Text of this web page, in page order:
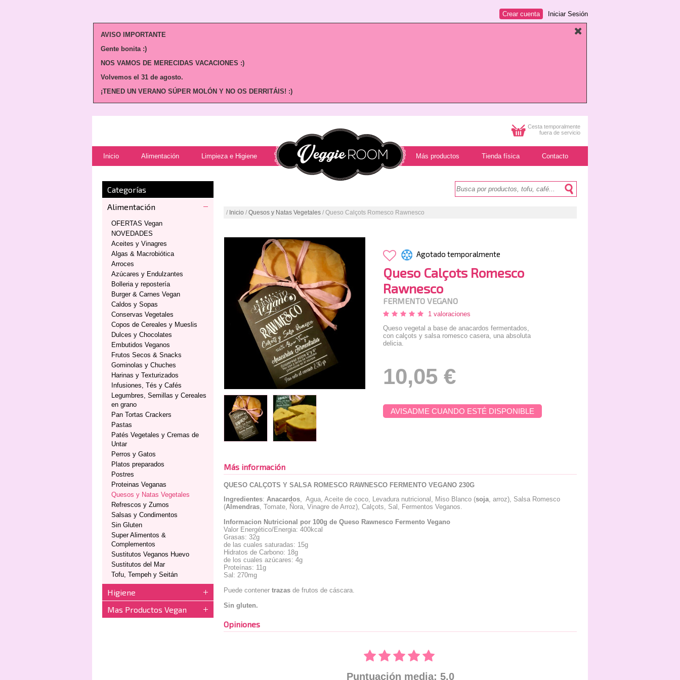
Iniciar Sesión
Crear cuenta
AVISO IMPORTANTE
Gente bonita :)
NOS VAMOS DE MERECIDAS VACACIONES :)
Volvemos el 31 de agosto.
¡TENED UN VERANO SÚPER MOLÓN Y NO OS DERRITÁIS! :)
Cesta temporalmente
fuera de servicio
Inicio Alimentación Limpieza e Higiene Más productos Tienda física Contacto
Categorías
Alimentación
OFERTAS Vegan
NOVEDADES
Aceites y Vinagres
Algas & Macrobiótica
Arroces
Azúcares y Endulzantes
Bolleria y repostería
Burger & Carnes Vegan
Caldos y Sopas
Conservas Vegetales
Copos de Cereales y Mueslis
Dulces y Chocolates
Embutidos Veganos
Frutos Secos & Snacks
Gominolas y Chuches
Harinas y Texturizados
Infusiones, Tés y Cafés
Legumbres, Semillas y Cereales
en grano
Pan Tortas Crackers
Pastas
Patés Vegetales y Cremas de
Untar
Perros y Gatos
Platos preparados
Postres
Proteinas Veganas
Quesos y Natas Vegetales
Refrescos y Zumos
Salsas y Condimentos
Sin Gluten
Super Alimentos &
Complementos
Sustitutos Veganos Huevo
Sustitutos del Mar
Tofu, Tempeh y Seitán
Higiene
Mas Productos Vegan
/ Inicio / Quesos y Natas Vegetales / Queso Calçots Romesco Rawnesco
Agotado temporalmente
Queso Calçots Romesco
Rawnesco
FERMENTO VEGANO
1 valoraciones
Queso vegetal a base de anacardos fermentados,
con calçots y salsa romesco casera, una absoluta
delicia.
10,05 €
AVISADME CUANDO ESTÉ DISPONIBLE
Más información
QUESO CALÇOTS Y SALSA ROMESCO RAWNESCO FERMENTO VEGANO 230G
Ingredientes: Anacardos, Agua, Aceite de coco, Levadura nutricional, Miso Blanco (soja, arroz), Salsa Romesco
(Almendras, Tomate, Ñora, Vinagre de Arroz), Calçots, Sal, Fermentos Veganos.
Informacion Nutricional por 100g de Queso Rawnesco Fermento Vegano
Valor Energético/Energia: 400kcal
Grasas: 32g
de las cuales saturadas: 15g
Hidratos de Carbono: 18g
de los cuales azúcares: 4g
Proteínas: 11g
Sal: 270mg
Puede contener trazas de frutos de cáscara.
Sin gluten.
Opiniones
Puntuación media: 5.0